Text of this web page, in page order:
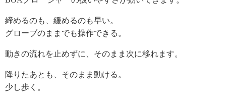
締めるのも、緩めるのも早い。
グローブのままでも操作できる。
動きの流れを止めずに、そのまま次に移れます。
降りたあとも、そのまま動ける。
少し歩く。